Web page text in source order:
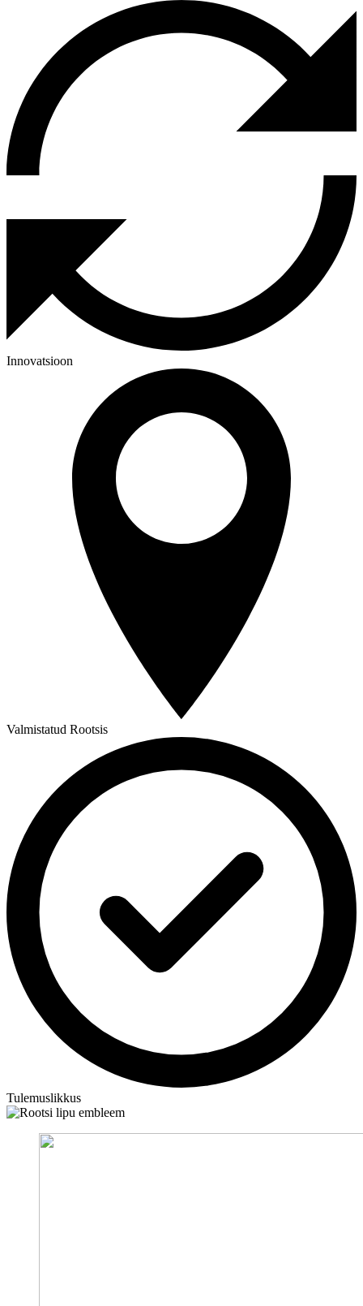
Innovatsioon
Valmistatud Rootsis
Tulemuslikkus